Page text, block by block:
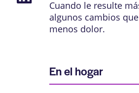
Cuando le resulte
algunos cambios
menos dolor.
En el hogar
LinkedIn